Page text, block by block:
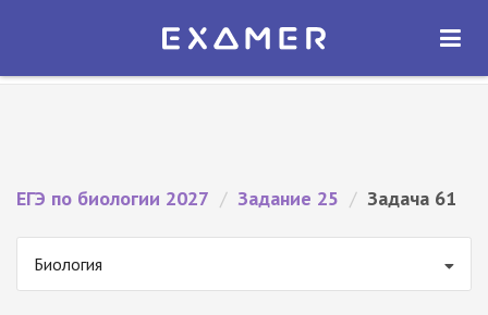
Экзамер — ЕГЭ 2027
ОТКРЫТЬ
ЕГЭ по биологии 2027 / Задание 25 / Задача 61
Биология